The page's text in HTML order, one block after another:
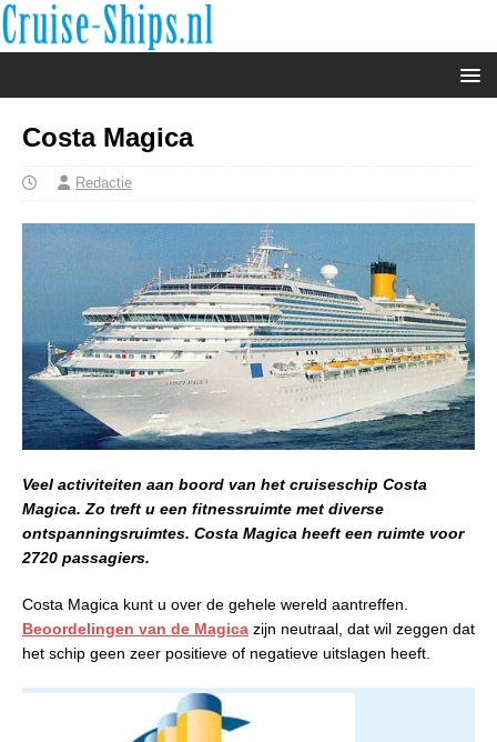
Costa Magica
Redactie
Veel activiteiten aan boord van het cruiseschip Costa
Magica. Zo treft u een fitnessruimte met diverse
ontspanningsruimtes. Costa Magica heeft een ruimte voor
2720 passagiers.
Costa Magica kunt u over de gehele wereld aantreffen.
Beoordelingen van de Magica zijn neutraal, dat wil zeggen dat
het schip geen zeer positieve of negatieve uitslagen heeft.